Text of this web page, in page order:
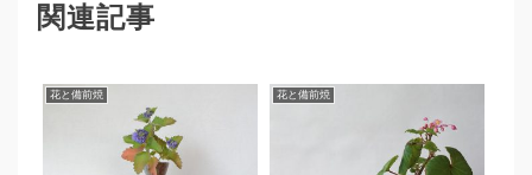
関連記事
花と備前焼 花と備前焼